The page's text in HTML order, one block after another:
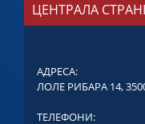
ЦЕНТРАЛА
АДРЕСА:
ЛОЛЕ РИБАРА 14,
ТЕЛЕФОНИ: